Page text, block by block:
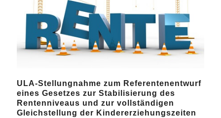
ULA-Stellungnahme zum Referentenentwurf
eines Gesetzes zur Stabilisierung des
Rentenniveaus und zur vollständigen
Gleichstellung der Kindererziehungszeiten